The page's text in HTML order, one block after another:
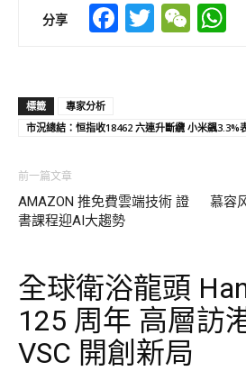
分享 Facebook
Twitter
標籤
專家分析
市況總結：恒指收18462 六連升斷纜 小米飊3.3%
前一篇文章
AMAZON 推免費雲端技術 證
書課程迎AI大趨勢
慕容
全球衛浴龍頭
125 周年 高層訪
VSC 開創新局